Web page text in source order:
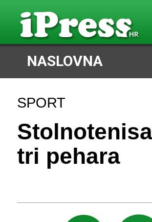
NASLOVNA
SPORT
tri pehara